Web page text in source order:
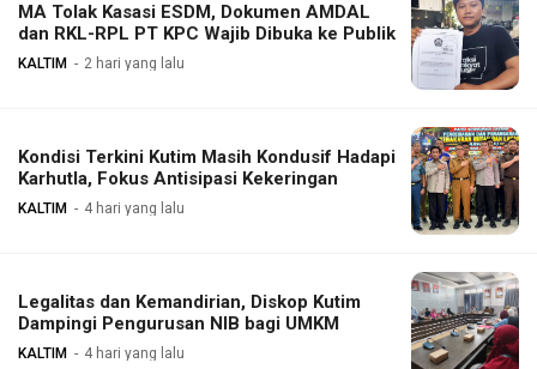
MA Tolak Kasasi ESDM, Dokumen AMDAL
dan RKL-RPL PT KPC Wajib Dibuka ke Publik
KALTIM 2 hari yang lalu
Kondisi Terkini Kutim Masih Kondusif Hadapi
Karhutla, Fokus Antisipasi Kekeringan
KALTIM 4 hari yang lalu
Legalitas dan Kemandirian, Diskop Kutim
Dampingi Pengurusan NIB bagi UMKM
KALTIM 4 hari yang lalu